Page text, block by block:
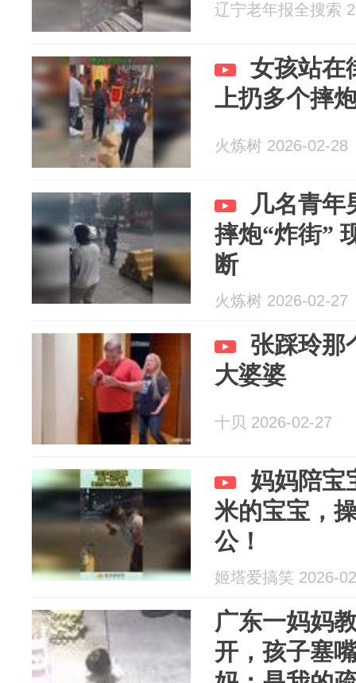
辽宁老年报全搜索
女孩站在
上扔多个摔
火炼树 2026-02-28
几名青年
摔炮“炸街”
断
火炼树 2026-02-27
张踩玲那
大婆婆
十贝 2026-02-27
妈妈陪宝
米的宝宝，
公！
姬塔爱搞笑 2026-
广东一妈妈
开，孩子塞